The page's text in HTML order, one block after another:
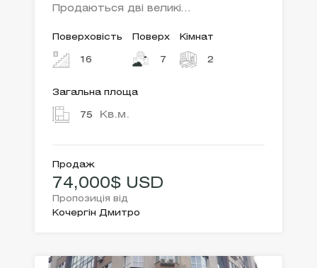
Продаються дві великі…
Поверховість
16
Поверх
7
Кімнат
2
Загальна площа
75 Кв.м.
Продаж
74,000$ USD
Пропозиція від
Кочергін Дмитро